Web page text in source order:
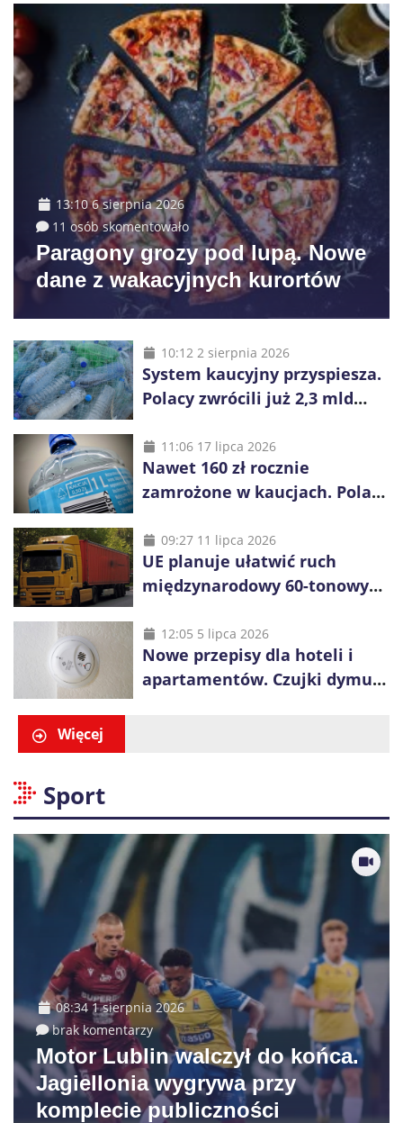
13:10 6 sierpnia 2026
11 osób skomentowało
Paragony grozy pod lupą. Nowe
dane z wakacyjnych kurortów
10:12 2 sierpnia 2026
System kaucyjny przyspiesza.
Polacy zwrócili już 2,3 mld
11:06 17 lipca 2026
Nawet 160 zł rocznie
zamrożone w kaucjach. Polacy
vouchery
09:27 11 lipca 2026
UE planuje ułatwić ruch
międzynarodowy 60-tonowych
konkurencji
12:05 5 lipca 2026
Nowe przepisy dla hoteli i
apartamentów. Czujki dymu
Więcej
Sport
08:34 1 sierpnia 2026
brak komentarzy
Motor Lublin walczył do końca.
Jagiellonia wygrywa przy
komplecie publiczności